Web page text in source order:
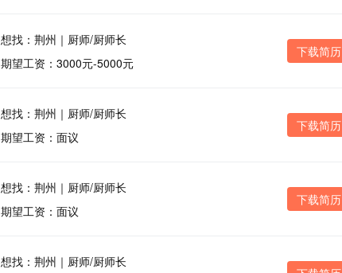
想找：荆州｜厨师/厨师长
期望工资：3000元-5000元
下载简历
想找：荆州｜厨师/厨师长
期望工资：面议
下载简历
想找：荆州｜厨师/厨师长
期望工资：面议
下载简历
想找：荆州｜厨师/厨师长